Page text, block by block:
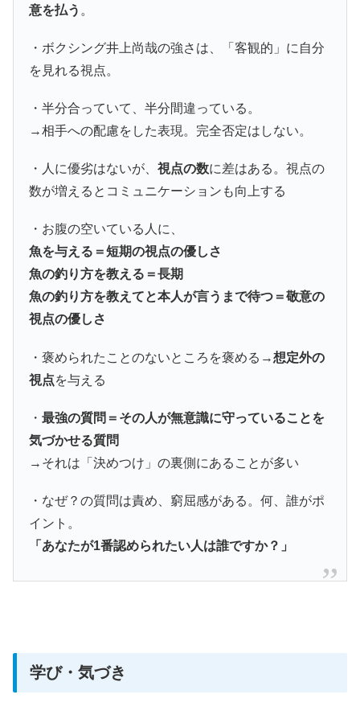
意を払う 。
・ボクシング井上尚哉の強さは、「客観的」に自分
を見れる視点。
・半分合っていて、半分間違っている。
→相手への配慮をした表現。完全否定はしない。
・人に優劣はないが、視点の数に差はある。視点の
数が増えるとコミュニケーションも向上する
・お腹の空いている人に、
魚を与える＝短期の視点の優しさ
魚の釣り方を教える＝長期
魚の釣り方を教えてと本人が言うまで待つ＝敬意の
視点の優しさ
・褒められたことのないところを褒める→想定外の
視点を与える
・最強の質問＝その人が無意識に守っていることを
気づかせる質問
→それは「決めつけ」の裏側にあることが多い
・なぜ？の質問は責め、窮屈感がある。何、誰がポ
イント。
「あなたが1番認められたい人は誰ですか？」
学び・気づき